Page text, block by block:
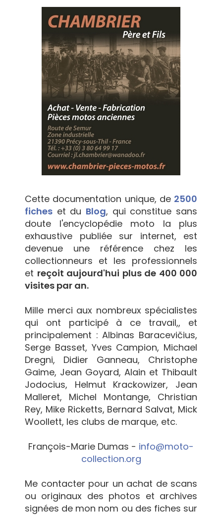
Cette documentation unique, de 2500
fiches et du Blog, qui constitue sans
doute l'encyclopédie moto la plus
exhaustive publiée sur internet, est
devenue une référence chez les
collectionneurs et les professionnels
et reçoit aujourd'hui plus de 400 000
visites par an.
Mille merci aux nombreux spécialistes
qui ont participé à ce travail,, et
principalement : Albinas Baracevičius,
Serge Basset, Yves Campion, Michael
Dregni, Didier Ganneau, Christophe
Gaime, Jean Goyard, Alain et Thibault
Jodocius, Helmut Krackowizer, Jean
Malleret, Michel Montange, Christian
Rey, Mike Ricketts, Bernard Salvat, Mick
Woollett, les clubs de marque, etc.
François-Marie Dumas - info@moto-
collection.org
Me contacter pour un achat de scans
ou originaux des photos et archives
signées de mon nom ou des fiches sur